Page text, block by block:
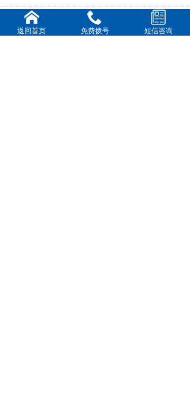
07-28
提高电阻焊电极使用寿命
返回首页 免费拨号 短信咨询